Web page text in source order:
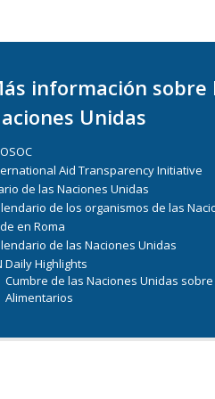
información sobre
Unidas
Aid Transparency Initiative
de las Naciones Unidas
de los organismos de las
en Roma
de las Naciones Unidas
Daily Highlights
Cumbre de las Naciones Unidas
Alimentarios